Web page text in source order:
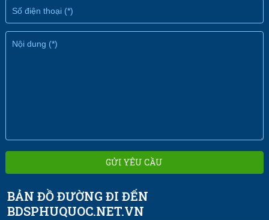
BẢN ĐỒ ĐƯỜNG ĐI ĐẾN
BDSPHUQUOC.NET.VN